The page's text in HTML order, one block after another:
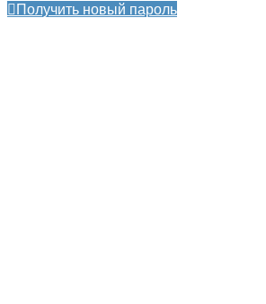
Получить новый пароль